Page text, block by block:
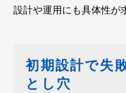
設計や運用にも具体性が
初期設計で失
とし穴